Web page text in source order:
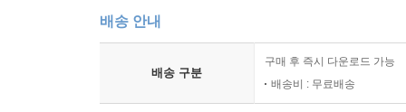
배송 안내
배송 구분
구매 후 즉시 다운로드 가능
배송비 : 무료배송